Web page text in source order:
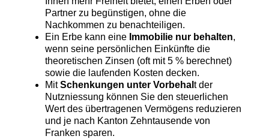
Partner zu begünstigen, ohne die
Nachkommen zu benachteiligen.
Ein Erbe kann eineImmobilie nur behalten,
wenn seine persönlichen Einkünfte die
theoretischen Zinsen (oft mit 5 % berechnet)
sowie die laufenden Kosten decken.
MitSchenkungen unter Vorbehal t der
Nutzniessung können Sie den steuerlichen
Wert des übertragenen Vermögens reduzieren
und je nach Kanton Zehntausende von
Franken sparen.